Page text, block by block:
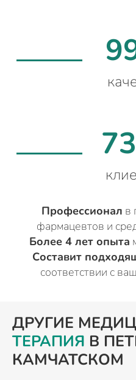
Профессионал в
фармацевтов и
Более 4 лет опыта
Составит
соответствии с
ДРУГИЕ
ТЕРАПИЯ В
КАМЧАТСКОМ